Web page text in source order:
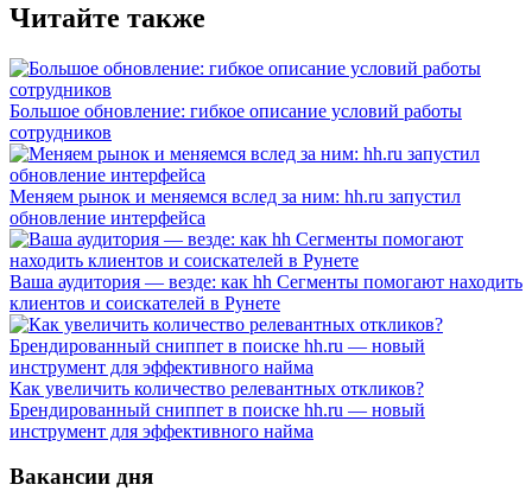
Читайте также
Большое обновление: гибкое описание условий работы
сотрудников
Меняем рынок и меняемся вслед за ним: hh.ru запустил
обновление интерфейса
Ваша аудитория — везде: как hh Сегменты помогают находить
клиентов и соискателей в Рунете
Как увеличить количество релевантных откликов?
Брендированный сниппет в поиске hh.ru — новый
инструмент для эффективного найма
Вакансии дня